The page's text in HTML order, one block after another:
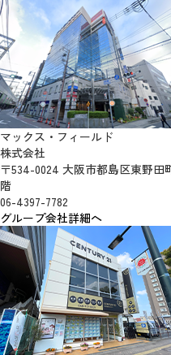
マックス・フィールド
株式会社
〒534-0024 大阪市都島区東野田
階
06-4397-7782
グループ会社詳細へ